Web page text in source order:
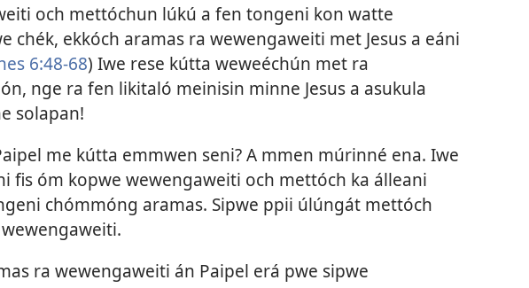
och mettóchun lúkú a fen tongeni kon watte
chék, ekkóch aramas ra wewengaweiti met Jesus a eáni
6:48-68) Iwe rese kútta weweéchún met ra
nge ra fen likitaló meinisin minne Jesus a asukula
solapan!
me kútta emmwen seni? A mmen múrinné ena. Iwe
fis óm kopwe wewengaweiti och mettóch ka álleani
chómmóng aramas. Sipwe ppii úlúngát mettóch
ra wewengaweiti án Paipel erá pwe sipwe